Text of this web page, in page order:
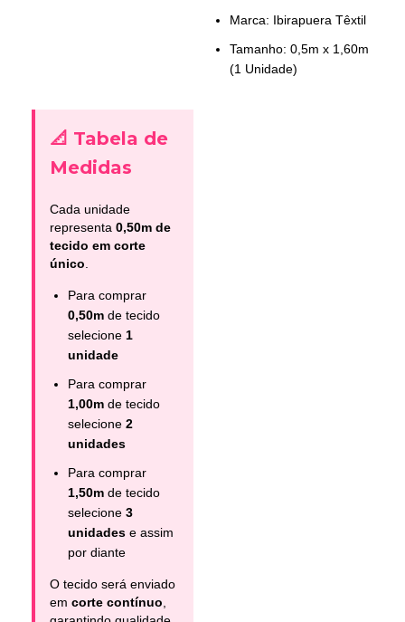
Marca: Ibirapuera Têxtil
Tamanho: 0,5m x 1,60m
(1 Unidade)
📐 Tabela de
Medidas
Cada unidade
representa 0,50m de
tecido em corte
único.
Para comprar
0,50m de tecido
selecione 1
unidade
Para comprar
1,00m de tecido
selecione 2
unidades
Para comprar
1,50m de tecido
selecione 3
unidades e assim
por diante
O tecido será enviado
em corte contínuo,